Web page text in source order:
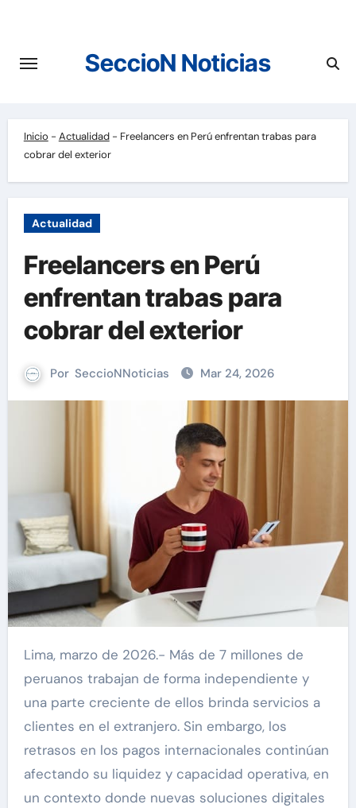
contenido
SeccioN Noticias
Inicio - Actualidad- Freelancers en Perú enfrentan trabas para
cobrar del exterior
Actualidad
Freelancers en Perú
enfrentan trabas para
cobrar del exterior
Por SeccioNNoticias Mar 24, 2026
Lima, marzo de 2026.- Más de 7 millones de
peruanos trabajan de forma independiente y
una parte creciente de ellos brinda servicios a
clientes en el extranjero. Sin embargo, los
retrasos en los pagos internacionales continúan
afectando su liquidez y capacidad operativa, en
un contexto donde nuevas soluciones digitales